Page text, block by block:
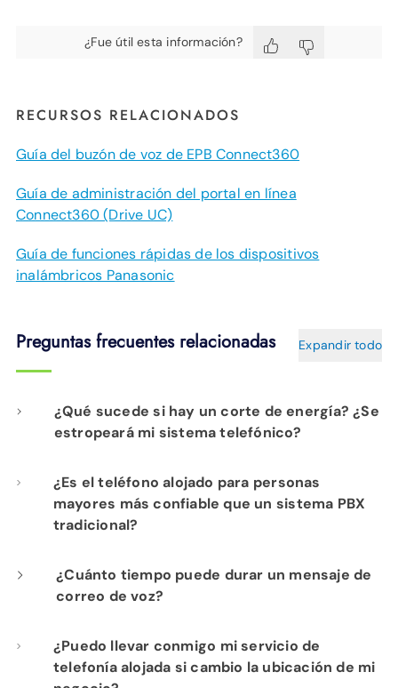
¿Fue útil esta información?
RECURSOS RELACIONADOS
Guía del buzón de voz de EPB Connect360
Guía de administración del portal en línea
Connect360 (Drive UC)
Guía de funciones rápidas de los dispositivos
inalámbricos Panasonic
Preguntas frecuentes relacionadas Expandir todo
¿Qué sucede si hay un corte de energía? ¿Se
estropeará mi sistema telefónico?
Su servicio de telefonía alojada incluye una
batería de respaldo de 8 horas para
garantizar la continuidad de su servicio
energía. Sin embargo, si se produce un corte
sistema se dañan, su servicio telefónico
quedará fuera de servicio hasta que se
¿Es el teléfono alojado para personas
mayores más confiable que un sistema PBX
tradicional?
Sí. El servicio de telefonía alojada para
personas mayores de EPB es una solución de
del conmutador de telefonía redundante de
¿Cuánto tiempo puede durar un mensaje de
correo de voz?
Cada mensaje puede tener una duración
máxima de tres minutos.
¿Puedo llevar conmigo mi servicio de
telefonía alojada si cambio la ubicación de mi